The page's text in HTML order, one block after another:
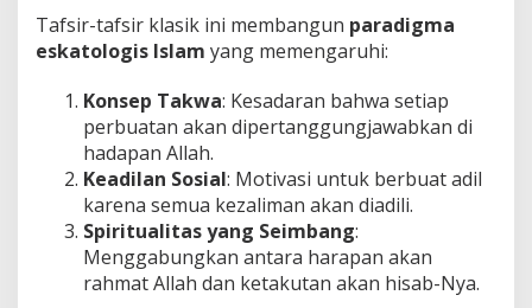
Tafsir-tafsir klasik ini membangun paradigma
eskatologis Islam yang memengaruhi:
Konsep Takwa: Kesadaran bahwa setiap
perbuatan akan dipertanggungjawabkan di
hadapan Allah.
Keadilan Sosial: Motivasi untuk berbuat adil
karena semua kezaliman akan diadili.
Spiritualitas yang Seimbang:
Menggabungkan antara harapan akan
rahmat Allah dan ketakutan akan hisab-Nya.